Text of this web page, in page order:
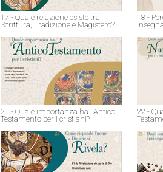
17 - Quale relazione esiste tra
Scrittura, Tradizione e Magistero?
18 -
21 - Quale importanza ha l'Antico
Testamento per i cristiani?
22 -